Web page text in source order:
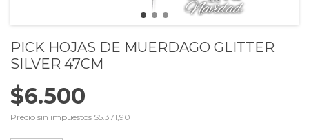
PICK HOJAS DE MUERDAGO GLITTER
SILVER 47CM
$6.500
Precio sin impuestos $5.371,90